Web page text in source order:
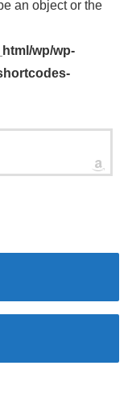
an object or the
wp/wp-